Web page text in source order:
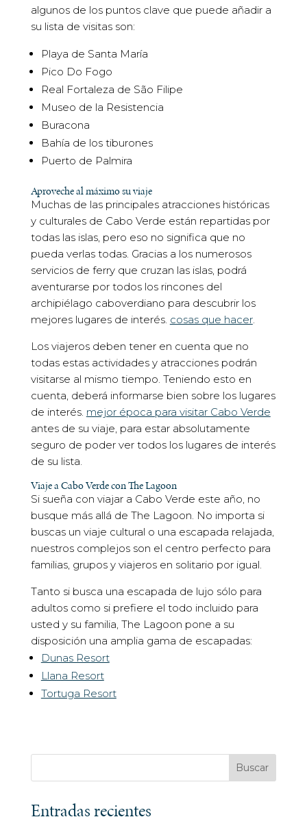
algunos de los puntos clave que puede añadir a
su lista de visitas son:
Playa de Santa María
Pico Do Fogo
Real Fortaleza de São Filipe
Museo de la Resistencia
Buracona
Bahía de los tiburones
Puerto de Palmira
Aproveche al máximo su viaje
Muchas de las principales atracciones históricas
y culturales de Cabo Verde están repartidas por
todas las islas, pero eso no significa que no
pueda verlas todas. Gracias a los numerosos
servicios de ferry que cruzan las islas, podrá
aventurarse por todos los rincones del
archipiélago caboverdiano para descubrir los
mejores lugares de interés. cosas que hacer.
Los viajeros deben tener en cuenta que no
todas estas actividades y atracciones podrán
visitarse al mismo tiempo. Teniendo esto en
cuenta, deberá informarse bien sobre los lugares
de interés. mejor época para visitar Cabo Verde
antes de su viaje, para estar absolutamente
seguro de poder ver todos los lugares de interés
de su lista.
Viaje a Cabo Verde con The Lagoon
Si sueña con viajar a Cabo Verde este año, no
busque más allá de The Lagoon. No importa si
buscas un viaje cultural o una escapada relajada,
nuestros complejos son el centro perfecto para
familias, grupos y viajeros en solitario por igual.
Tanto si busca una escapada de lujo sólo para
adultos como si prefiere el todo incluido para
usted y su familia, The Lagoon pone a su
disposición una amplia gama de escapadas:
Dunas Resort
Llana Resort
Tortuga Resort
Buscar
Entradas recientes